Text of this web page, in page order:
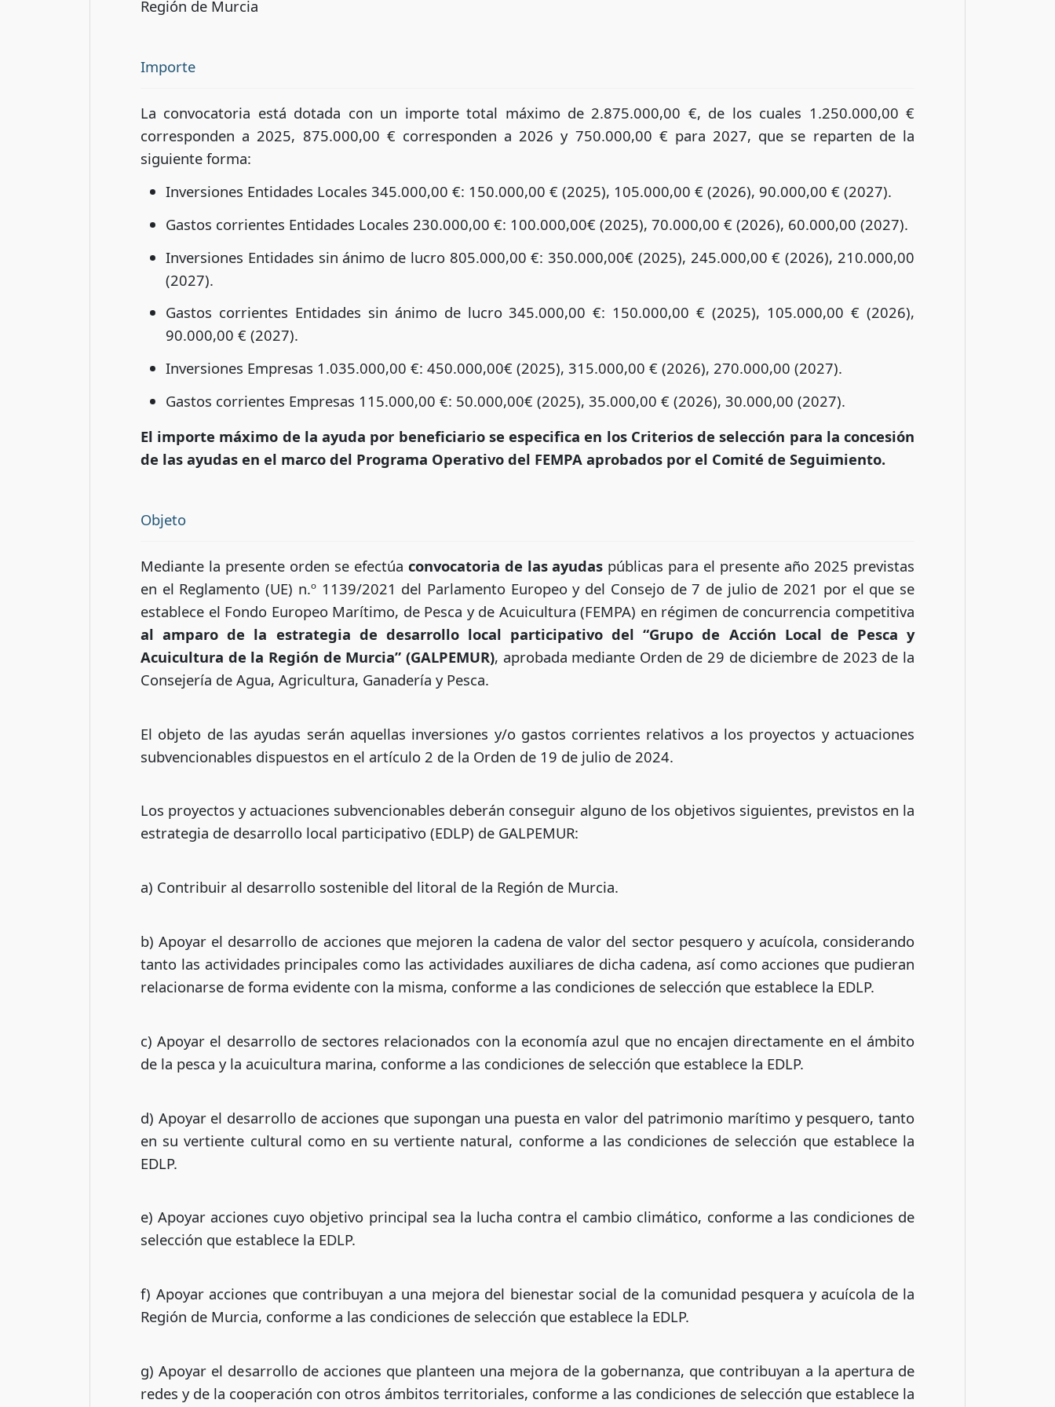
Región de Murcia
Importe
La convocatoria está dotada con un importe total máximo de 2.875.000,00 €, de los cuales 1.250.000,00 €
corresponden a 2025, 875.000,00 € corresponden a 2026 y 750.000,00 € para 2027, que se reparten de la
siguiente forma:
Inversiones Entidades Locales 345.000,00 €: 150.000,00 € (2025), 105.000,00 € (2026), 90.000,00 € (2027).
Gastos corrientes Entidades Locales 230.000,00 €: 100.000,00€ (2025), 70.000,00 € (2026), 60.000,00 (2027).
Inversiones Entidades sin ánimo de lucro 805.000,00 €: 350.000,00€ (2025), 245.000,00 € (2026), 210.000,00
(2027).
Gastos corrientes Entidades sin ánimo de lucro 345.000,00 €: 150.000,00 € (2025), 105.000,00 € (2026),
90.000,00 € (2027).
Inversiones Empresas 1.035.000,00 €: 450.000,00€ (2025), 315.000,00 € (2026), 270.000,00 (2027).
Gastos corrientes Empresas 115.000,00 €: 50.000,00€ (2025), 35.000,00 € (2026), 30.000,00 (2027).
El importe máximo de la ayuda por beneficiario se especifica en los Criterios de selección para la concesión
de las ayudas en el marco del Programa Operativo del FEMPA aprobados por el Comité de Seguimiento.
Objeto
Mediante la presente orden se efectúa convocatoria de las ayudas públicas para el presente año 2025 previstas
en el Reglamento (UE) n.º 1139/2021 del Parlamento Europeo y del Consejo de 7 de julio de 2021 por el que se
establece el Fondo Europeo Marítimo, de Pesca y de Acuicultura (FEMPA) en régimen de concurrencia competitiva
al amparo de la estrategia de desarrollo local participativo del “Grupo de Acción Local de Pesca y
Acuicultura de la Región de Murcia” (GALPEMUR), aprobada mediante Orden de 29 de diciembre de 2023 de la
Consejería de Agua, Agricultura, Ganadería y Pesca.
El objeto de las ayudas serán aquellas inversiones y/o gastos corrientes relativos a los proyectos y actuaciones
subvencionables dispuestos en el artículo 2 de la Orden de 19 de julio de 2024.
Los proyectos y actuaciones subvencionables deberán conseguir alguno de los objetivos siguientes, previstos en la
estrategia de desarrollo local participativo (EDLP) de GALPEMUR:
a) Contribuir al desarrollo sostenible del litoral de la Región de Murcia.
b) Apoyar el desarrollo de acciones que mejoren la cadena de valor del sector pesquero y acuícola, considerando
tanto las actividades principales como las actividades auxiliares de dicha cadena, así como acciones que pudieran
relacionarse de forma evidente con la misma, conforme a las condiciones de selección que establece la EDLP.
c) Apoyar el desarrollo de sectores relacionados con la economía azul que no encajen directamente en el ámbito
de la pesca y la acuicultura marina, conforme a las condiciones de selección que establece la EDLP.
d) Apoyar el desarrollo de acciones que supongan una puesta en valor del patrimonio marítimo y pesquero, tanto
en su vertiente cultural como en su vertiente natural, conforme a las condiciones de selección que establece la
EDLP.
e) Apoyar acciones cuyo objetivo principal sea la lucha contra el cambio climático, conforme a las condiciones de
selección que establece la EDLP.
f) Apoyar acciones que contribuyan a una mejora del bienestar social de la comunidad pesquera y acuícola de la
Región de Murcia, conforme a las condiciones de selección que establece la EDLP.
g) Apoyar el desarrollo de acciones que planteen una mejora de la gobernanza, que contribuyan a la apertura de
redes y de la cooperación con otros ámbitos territoriales, conforme a las condiciones de selección que establece la